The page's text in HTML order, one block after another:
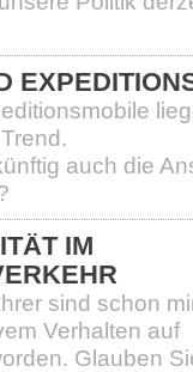
auch die
IM
sind schon
Verhalten auf
Glauben